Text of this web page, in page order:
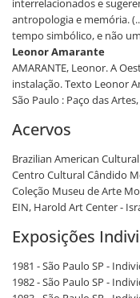
interrelacionados e
antropologia e memória.
tempo simbólico, e não
Leonor Amarante
AMARANTE, Leonor. A
instalação. Texto Leonor
São Paulo : Paço das
Acervos
Brazilian American
Centro Cultural Cândido
Coleção Museu de Arte
EIN, Harold Art Center -
Exposições
1981 - São Paulo SP -
1982 - São Paulo SP -